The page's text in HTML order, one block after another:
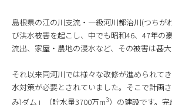
島根県の江の川支流・一級河川都治川(つちが
び洪水被害を起こし、中でも昭和46、47年の
流出、家屋・農地の浸水など、その被害は甚大
それ以来同河川では様々な改修が進められて
水対策が必要とされていました。そこで計画
み)ダム」（貯水量3700万m3）の建設です。